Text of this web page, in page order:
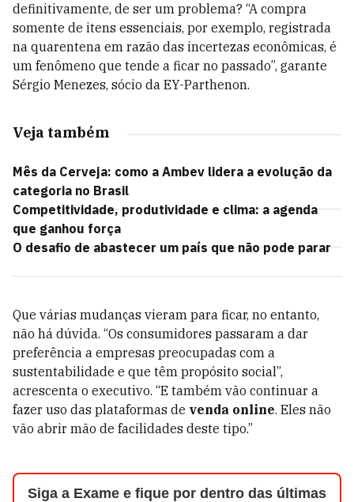
definitivamente, de ser um problema? “A compra
somente de itens essenciais, por exemplo, registrada
na quarentena em razão das incertezas econômicas, é
um fenômeno que tende a ficar no passado”, garante
Sérgio Menezes, sócio da EY-Parthenon.
Veja também
Mês da Cerveja: como a Ambev lidera a evolução da
categoria no Brasil
Competitividade, produtividade e clima: a agenda
que ganhou força
O desafio de abastecer um país que não pode parar
Que várias mudanças vieram para ficar, no entanto,
não há dúvida. “Os consumidores passaram a dar
preferência a empresas preocupadas com a
sustentabilidade e que têm propósito social”,
acrescenta o executivo. “E também vão continuar a
fazer uso das plataformas de venda online. Eles não
vão abrir mão de facilidades deste tipo.”
Siga a Exame e fique por dentro das últimas